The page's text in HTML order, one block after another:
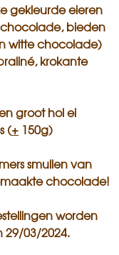
gekleurde eieren
bieden
witte chocolade)
krokante
groot hol ei
(+ 150g)
smullen van
chocolade!
worden
29/03/2024.